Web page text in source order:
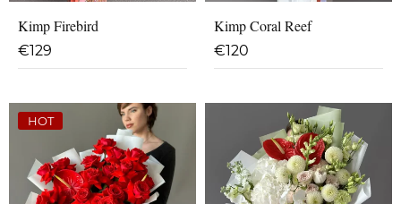
Kimp Firebird
€129
Kimp Coral Reef
€120
HOT